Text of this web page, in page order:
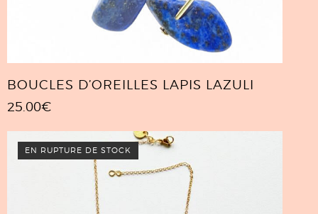
BOUCLES D’OREILLES LAPIS LAZULI
25.00€
EN RUPTURE DE STOCK